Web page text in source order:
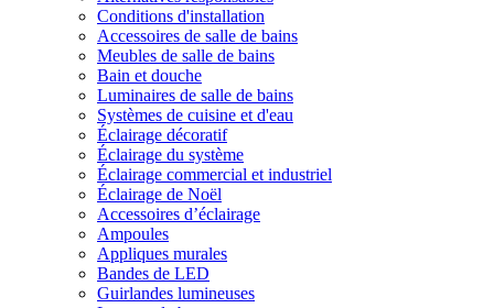
Conditions d'installation
Accessoires de salle de bains
Meubles de salle de bains
Bain et douche
Luminaires de salle de bains
Systèmes de cuisine et d'eau
Éclairage décoratif
Éclairage du système
Éclairage commercial et industriel
Éclairage de Noël
Accessoires d’éclairage
Ampoules
Appliques murales
Bandes de LED
Guirlandes lumineuses